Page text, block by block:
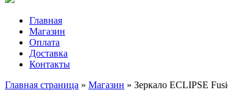
Главная
Магазин
Оплата
Доставка
Контакты
Главная страница » Магазин » Зеркало ECLIPSE